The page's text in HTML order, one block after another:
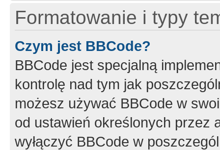
Formatowanie i typy
Czym jest BBCode?
BBCode jest specjalną
kontrolę nad tym jak
możesz używać BBCode w
od ustawień określonych przez
wyłączyć BBCode w